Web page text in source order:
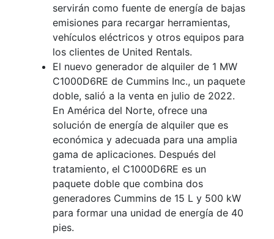
servirán como fuente de energía de bajas
emisiones para recargar herramientas,
vehículos eléctricos y otros equipos para
los clientes de United Rentals.
El nuevo generador de alquiler de 1 MW
C1000D6RE de Cummins Inc., un paquete
doble, salió a la venta en julio de 2022.
En América del Norte, ofrece una
solución de energía de alquiler que es
económica y adecuada para una amplia
gama de aplicaciones. Después del
tratamiento, el C1000D6RE es un
paquete doble que combina dos
generadores Cummins de 15 L y 500 kW
para formar una unidad de energía de 40
pies.